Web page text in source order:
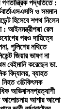
পদ্ধতিতে :
এসএসসি ও সমমান
হিসেবে শপথ নিলেন
: আইনমন্ত্রীপদ্মা রেল
পরও দায়িত্বে
পুলিশের নথিতে
জিয়ার ভাষণ না
বেইমানি করেছেন ডা.
বিদ্যালয়, ব্যাহত
নিহত ৩চিকিৎসক
অভিবাসনপ্রত্যাশী
আলোচনায় আশার আলো